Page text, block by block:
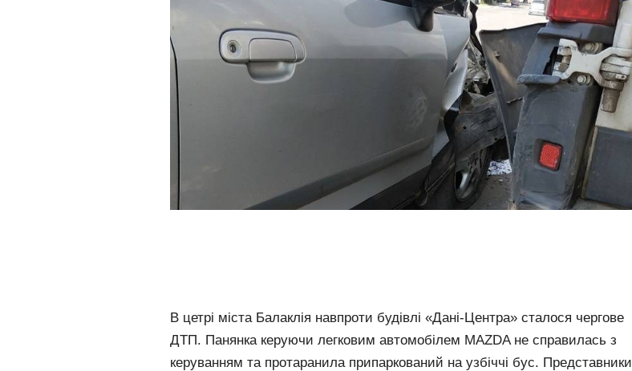
В цетрі міста Балаклія навпроти будівлі «Дані-Центра» сталося чергове
ДТП. Панянка керуючи легковим автомобілем MAZDA не справилась з
керуванням та протаранила припаркований на узбіччі бус. Представники